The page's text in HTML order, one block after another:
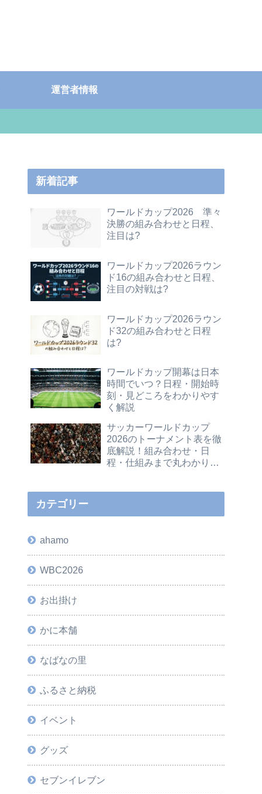
運営者情報
新着記事
ワールドカップ2026 準々
決勝の組み合わせと日程、
注目は?
ワールドカップ2026ラウン
ド16の組み合わせと日程、
注目の対戦は?
ワールドカップ2026ラウン
ド32の組み合わせと日程
は?
ワールドカップ開幕は日本
時間でいつ？日程・開始時
刻・見どころをわかりやす
く解説
サッカーワールドカップ
2026のトーナメント表を徹
底解説！組み合わせ・日
程・仕組みまで丸わかりガ
カテゴリー
ahamo
WBC2026
お出掛け
かに本舗
なばなの里
ふるさと納税
イベント
グッズ
セブンイレブン